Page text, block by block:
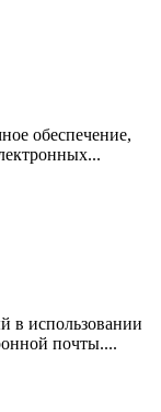
обеспечение,
в использовании
почты....